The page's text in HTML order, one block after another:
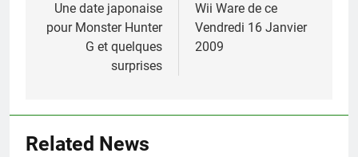
de
l’article
Une date japonaise
pour Monster Hunter
G et quelques
surprises
Wii Ware de ce
Vendredi 16 Janvier
2009
Related News